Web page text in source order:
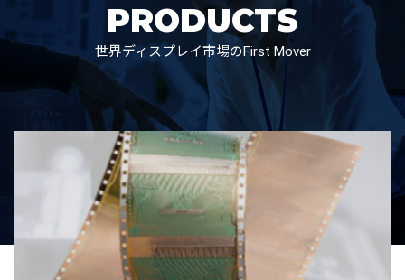
PRODUCTS
世界ディスプレイ市場のFirst Mover